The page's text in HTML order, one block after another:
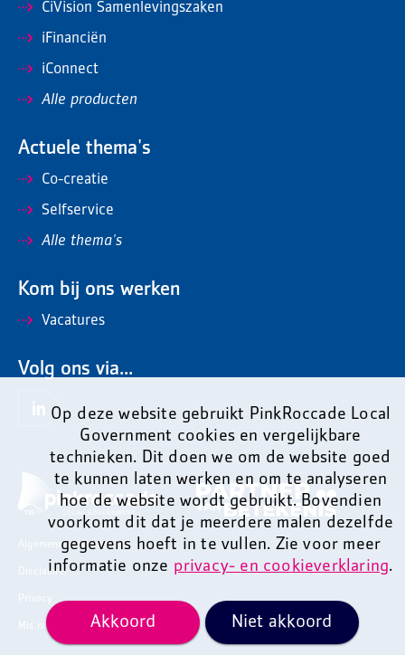
Op deze website gebruikt PinkRoccade Local
Government cookies en vergelijkbare
technieken. Dit doen we om de website goed
te kunnen laten werken en om te analyseren
hoe de website wordt gebruikt. Bovendien
voorkomt dit dat je meerdere malen dezelfde
gegevens hoeft in te vullen. Zie voor meer
informatie onze privacy- en cookieverklaring.
Akkoord Niet akkoord
CiVision Samenlevingszaken
iFinanciën
iConnect
Alle producten
Actuele thema's
Co-creatie
Selfservice
Alle thema's
Kom bij ons werken
Vacatures
Volg ons via...
Algemene voorwaarden
Disclaimer
Privacy
Mis niets en ontvang onze nieuwsbrief